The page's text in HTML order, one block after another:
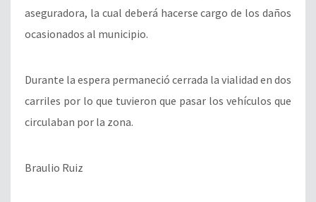
aseguradora, la cual deberá hacerse cargo de los daños
ocasionados al municipio.
Durante la espera permaneció cerrada la vialidad en dos
carriles por lo que tuvieron que pasar los vehículos que
circulaban por la zona.
Braulio Ruiz